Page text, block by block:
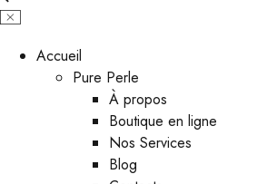
Accueil
Pure Perle
À propos
Boutique en ligne
Nos Services
Blog